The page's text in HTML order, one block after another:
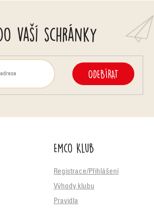
vaší schránky
ODEBÍRAT
Emco Klub
Registrace/Přihlášení
Výhody klubu
Pravidla